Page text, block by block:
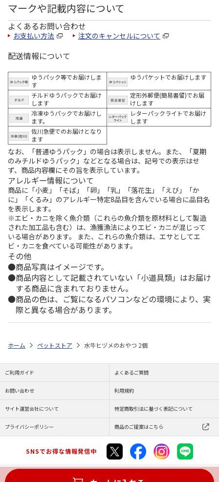
マークや記載内容について
よくあるお問い合わせ
お支払い方法 注文のキャンセルについて
配送情報について
ゆうパック等でお届けしま
す
ゆうパケットでお届けします
チルドゆうパックでお届け
します
定形外郵便(簡易書留)でお届
けします
冷凍ゆうパックでお届けし
ます。
レターパックライトでお届け
します
佐川急便でのお届けとなり
ます
なお、「普通ゆうパック」の場合は表示しません。また、「夏期
のみチルドゆうパック」などとなる場合は、記号での表示はせ
ず、商品内容欄にその旨を表示しています。
アレルギー情報について
商品に「小麦」「そば」「卵」「乳」「落花生」「えび」「か
に」「くるみ」のアレルギー特定8品目を含んでいる場合に品目名
を表示します。
※エビ・カニを除く魚介類（これらの魚介類を原材料として製造
された加工品も含む）は、漁獲漁法によりエビ・カニが混じって
いる場合があります。 また、これらの魚介類は、エサとしてエ
ビ・カニを食べている可能性があります。
その他
商品写真はイメージです。
商品内容として記載されていない「小道具類」はお届け
する商品に含まれておりません。
商品の色は、ご覧になるパソコンなどの環境により、実
際と異なる場合があります。
ホーム ペットストア 水牛ヒヅメのおやつ 2個
ご利用ガイド よくあるご質問
お問い合わせ 利用規約
サイト運営会社について 特定商取引法に基づく表記について
プライバシーポリシー 商品のご提案はこちら
SNSでお得な情報発信中